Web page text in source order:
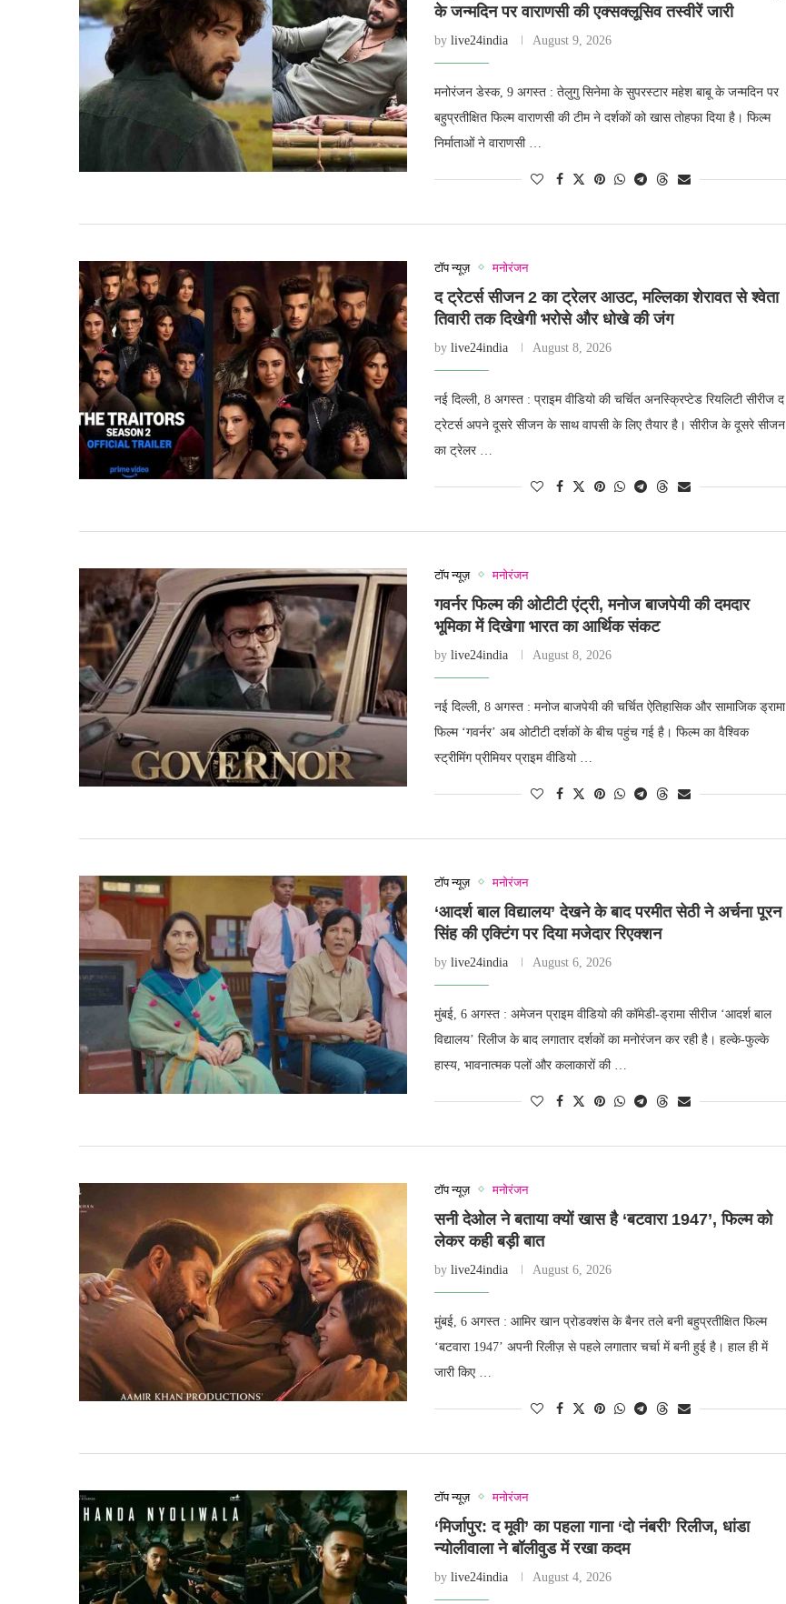
के जन्मदिन पर वाराणसी की एक्सक्लूसिव तस्वीरें जारी
by live24india August 9, 2026
मनोरंजन डेस्क, 9 अगस्त : तेलुगु सिनेमा के सुपरस्टार महेश बाबू के जन्मदिन पर
बहुप्रतीक्षित फिल्म वाराणसी की टीम ने दर्शकों को खास तोहफा दिया है। फिल्म
निर्माताओं ने वाराणसी …
टॉप न्यूज़ मनोरंजन
द ट्रेटर्स सीजन 2 का ट्रेलर आउट, मल्लिका शेरावत से श्वेता
तिवारी तक दिखेगी भरोसे और धोखे की जंग
by live24india August 8, 2026
नई दिल्ली, 8 अगस्त : प्राइम वीडियो की चर्चित अनस्क्रिप्टेड रियलिटी सीरीज द
ट्रेटर्स अपने दूसरे सीजन के साथ वापसी के लिए तैयार है। सीरीज के दूसरे सीजन
का ट्रेलर …
टॉप न्यूज़ मनोरंजन
गवर्नर फिल्म की ओटीटी एंट्री, मनोज बाजपेयी की दमदार
भूमिका में दिखेगा भारत का आर्थिक संकट
by live24india August 8, 2026
नई दिल्ली, 8 अगस्त : मनोज बाजपेयी की चर्चित ऐतिहासिक और सामाजिक ड्रामा
फिल्म ‘गवर्नर’ अब ओटीटी दर्शकों के बीच पहुंच गई है। फिल्म का वैश्विक
स्ट्रीमिंग प्रीमियर प्राइम वीडियो …
टॉप न्यूज़ मनोरंजन
‘आदर्श बाल विद्यालय’ देखने के बाद परमीत सेठी ने अर्चना पूरन
सिंह की एक्टिंग पर दिया मजेदार रिएक्शन
by live24india August 6, 2026
मुंबई, 6 अगस्त : अमेजन प्राइम वीडियो की कॉमेडी-ड्रामा सीरीज ‘आदर्श बाल
विद्यालय’ रिलीज के बाद लगातार दर्शकों का मनोरंजन कर रही है। हल्के-फुल्के
हास्य, भावनात्मक पलों और कलाकारों की …
टॉप न्यूज़ मनोरंजन
सनी देओल ने बताया क्यों खास है ‘बटवारा 1947’, फिल्म को
लेकर कही बड़ी बात
by live24india August 6, 2026
मुंबई, 6 अगस्त : आमिर खान प्रोडक्शंस के बैनर तले बनी बहुप्रतीक्षित फिल्म
‘बटवारा 1947’ अपनी रिलीज़ से पहले लगातार चर्चा में बनी हुई है। हाल ही में
जारी किए …
टॉप न्यूज़ मनोरंजन
‘मिर्जापुर: द मूवी’ का पहला गाना ‘दो नंबरी’ रिलीज, धांडा
न्योलीवाला ने बॉलीवुड में रखा कदम
by live24india August 4, 2026